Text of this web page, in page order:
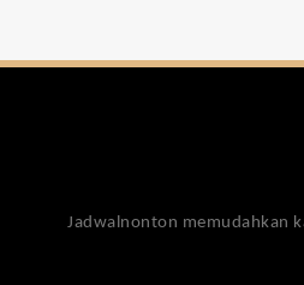
Jadwalnonton memudahkan